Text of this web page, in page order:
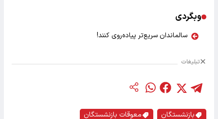
وبگردی
سالماندان سریع‌تر پیاده‌روی کنند!
تبلیغات
بازنشستگان معوقات بازنشستگان